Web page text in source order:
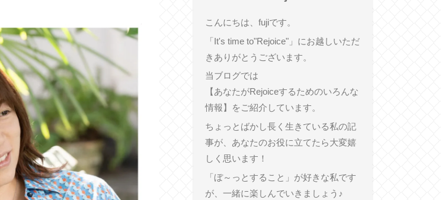
こんにちは、fujiです。
「It's time to"Rejoice"」にお越しいただ
きありがとうございます。
当ブログでは
【あなたがRejoiceするためのいろんな
情報】をご紹介しています。
ちょっとばかし長く生きている私の記
事が、あなたのお役に立てたら大変嬉
しく思います！
「ぼ～っとすること」が好きな私です
が、一緒に楽しんでいきましょう♪